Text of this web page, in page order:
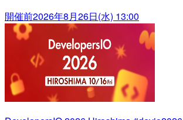
開催前2026年8月26日(水) 13:00